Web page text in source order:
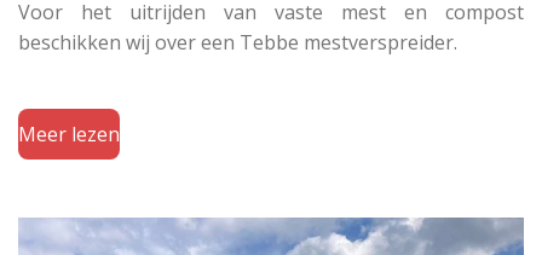
Voor het uitrijden van vaste mest en compost
beschikken wij over een Tebbe mestverspreider.
Meer lezen